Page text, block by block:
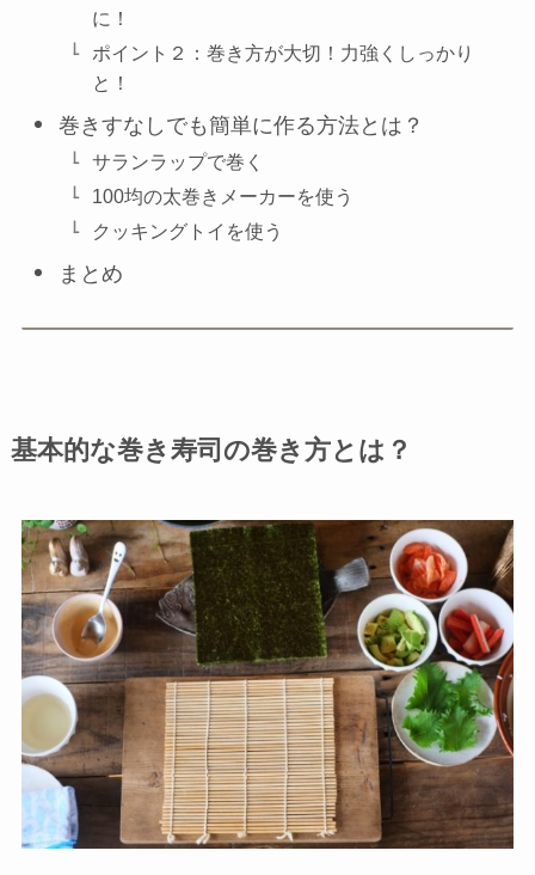
に！
ポイント２：巻き方が大切！力強くしっかり
と！
巻きすなしでも簡単に作る方法とは？
サランラップで巻く
100均の太巻きメーカーを使う
クッキングトイを使う
まとめ
基本的な巻き寿司の巻き方とは？